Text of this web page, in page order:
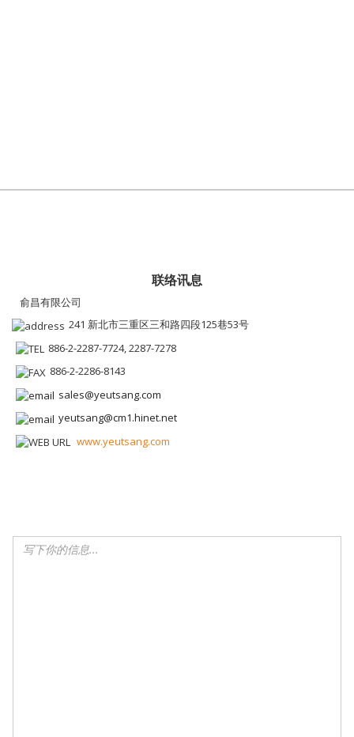
联络讯息
俞昌有限公司
241 新北市三重区三和路四段125巷53号
886-2-2287-7724, 2287-7278
886-2-2286-8143
sales@yeutsang.com
yeutsang@cm1.hinet.net
www.yeutsang.com